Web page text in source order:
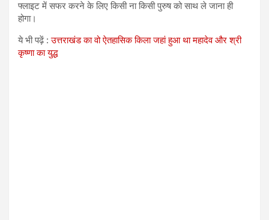
फ्लाइट में सफर करने के लिए किसी ना किसी पुरुष को साथ ले जाना ही
होगा।
ये भी पढ़ें : उत्तराखंड का वो ऐतहासिक किला जहां हुआ था महादेव और श्री
कृष्णा का युद्ध